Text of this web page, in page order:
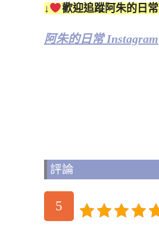
↓ 歡迎追蹤阿朱的日常
阿朱的日常 Instagram
評論
5